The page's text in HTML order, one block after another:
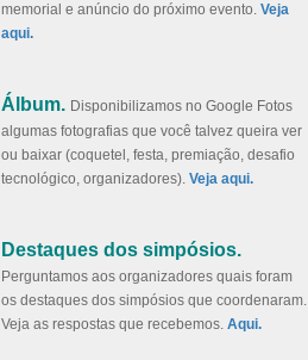
memorial e anúncio do próximo evento. Veja
aqui.
Álbum. Disponibilizamos no Google Fotos
algumas fotografias que você talvez queira ver
ou baixar (coquetel, festa, premiação, desafio
tecnológico, organizadores). Veja aqui.
Destaques dos simpósios.
Perguntamos aos organizadores quais foram
os destaques dos simpósios que coordenaram.
Veja as respostas que recebemos. Aqui.